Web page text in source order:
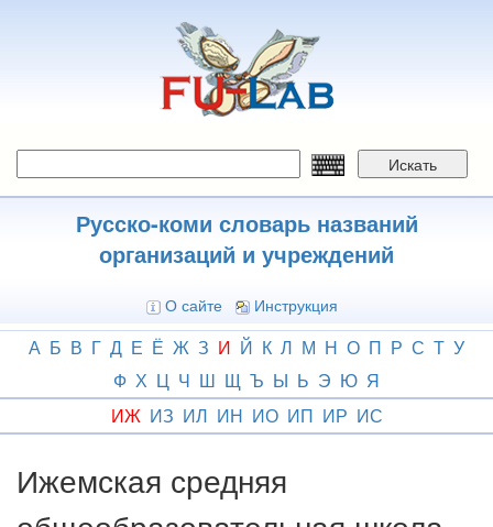
Искать
Русско-коми словарь названий
организаций и учреждений
О сайте Инструкция
А Б В Г Д Е Ё Ж З И Й К Л М Н О П Р С Т У
Ф Х Ц Ч Ш Щ Ъ Ы Ь Э Ю Я
ИЖ ИЗ ИЛ ИН ИО ИП ИР ИС
Ижемская средняя